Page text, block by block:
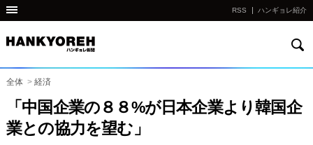
他
国
の
サ
イ
RSS ハンギョレ紹介
全体 > 経済
「中国企業の８８%が日本企業より韓国企
業との協力を望む」